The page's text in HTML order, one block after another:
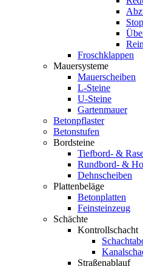
Froschklappen
Mauersysteme
Mauerscheiben
L-Steine
U-Steine
Gartenmauer
Betonpflaster
Betonstufen
Bordsteine
Tiefbord- &
Rundbord- &
Dehnscheiben
Plattenbeläge
Betonplatten
Feinsteinzeug
Schächte
Kontrollschacht
Straßenablauf